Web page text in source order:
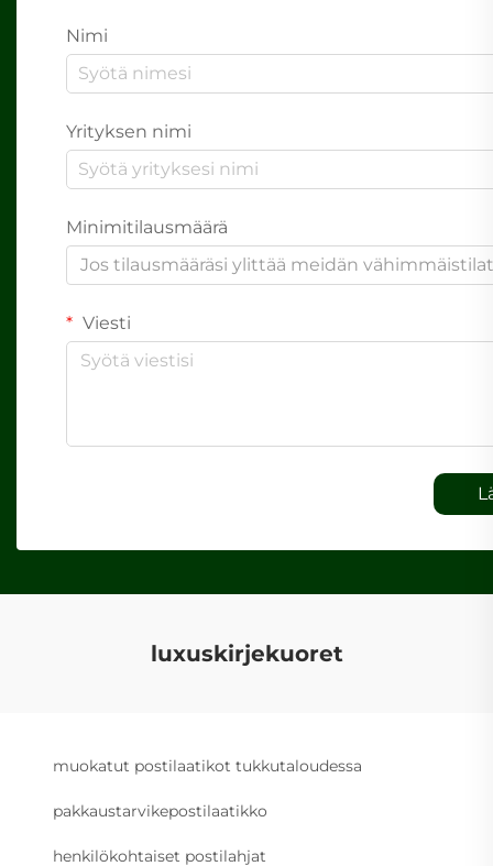
Nimi
Yrityksen nimi
Minimitilausmäärä
Jos tilausmääräsi ylittää meidän
Viesti
luxuskirjekuoret
muokatut postilaatikot tukkutaloudessa
pakkaustarvikepostilaatikko
henkilökohtaiset postilahjat